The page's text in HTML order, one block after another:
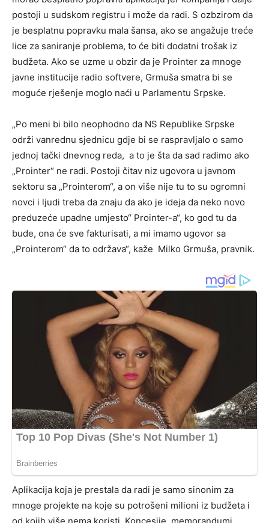
postoji u sudskom registru i može da radi. S ozbzirom da
je besplatnu popravku mala šansa, ako se angažuje treće
lice za saniranje problema, to će biti dodatni trošak iz
budžeta. Ako se uzme u obzir da je Prointer za mnoge
javne institucije radio softvere, Grmuša smatra bi se
moguće rješenje moglo naći u Parlamentu Srpske.
„Po meni bi bilo neophodno da NS Republike Srpske
održi vanrednu sjednicu gdje bi se raspravljalo o samo
jednoj tački dnevnog reda, a to je šta da sad radimo ako
„Prointer“ ne radi. Postoji čitav niz ugovora u javnom
sektoru sa „Prointerom“, a on više nije tu to su ogromni
novci i ljudi treba da znaju da ako je ideja da neko novo
preduzeće upadne umjesto“ Prointer-a“, ko god tu da
bude, ona će sve fakturisati, a mi imamo ugovor sa
„Prointerom“ da to održava“, kaže Milko Grmuša, pravnik.
Aplikacija koja je prestala da radi je samo sinonim za
mnoge projekte na koje su potrošeni milioni iz budžeta i